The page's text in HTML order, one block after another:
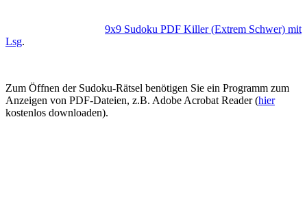
9x9 Sudoku PDF Killer (Extrem Schwer) mit
Lsg.
Zum Öffnen der Sudoku-Rätsel benötigen Sie ein Programm zum
Anzeigen von PDF-Dateien, z.B. Adobe Acrobat Reader (hier
kostenlos downloaden).